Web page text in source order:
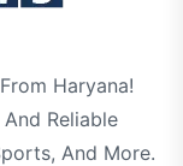
Haryana!
Reliable
And More.